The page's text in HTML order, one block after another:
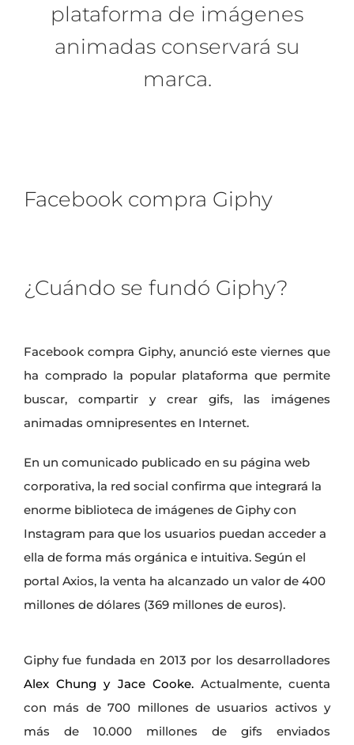
plataforma de imágenes
animadas conservará su
marca.
Facebook compra Giphy
¿Cuándo se fundó Giphy?
Facebook compra Giphy, anunció este viernes que
ha comprado la popular plataforma que permite
buscar, compartir y crear gifs, las imágenes
animadas omnipresentes en Internet.
En un comunicado publicado en su página web
corporativa, la red social confirma que integrará la
enorme biblioteca de imágenes de Giphy con
Instagram para que los usuarios puedan acceder a
ella de forma más orgánica e intuitiva. Según el
portal Axios, la venta ha alcanzado un valor de 400
millones de dólares (369 millones de euros).
Giphy fue fundada en 2013 por los desarrolladores
Alex Chung y Jace Cooke.Actualmente, cuenta
con más de 700 millones de usuarios activos y
más de 10.000 millones de gifs enviados